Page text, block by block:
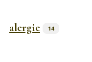
alergie 14